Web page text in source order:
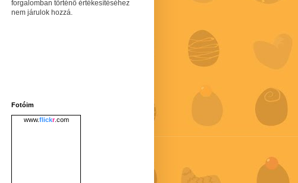
forgalomban történő értékesítéséhez
nem járulok hozzá.
Fotóim
www.flickr.com